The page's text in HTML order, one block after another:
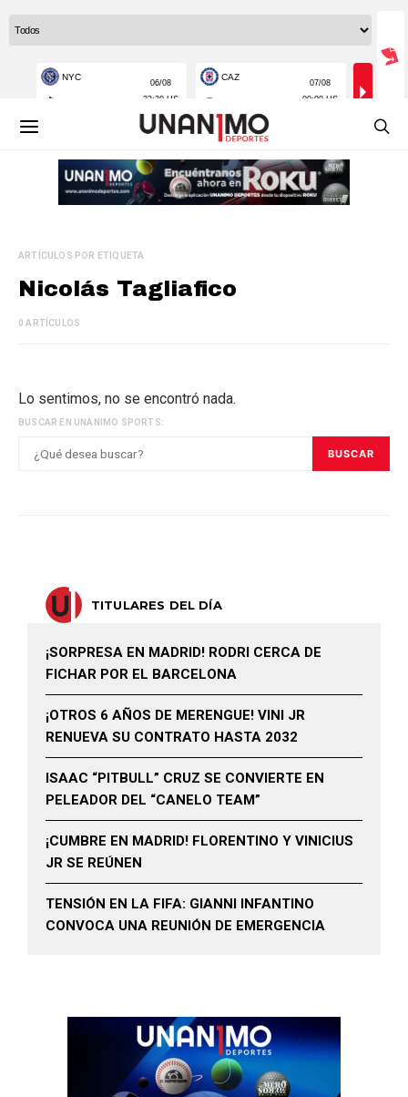
ARTÍCULOS POR ETIQUETA
Nicolás Tagliafico
0 ARTÍCULOS
Lo sentimos, no se encontró nada.
BUSCAR EN UNANIMO SPORTS:
BUSCAR
TITULARES DEL DÍA
¡SORPRESA EN MADRID! RODRI CERCA DE
FICHAR POR EL BARCELONA
¡OTROS 6 AÑOS DE MERENGUE! VINI JR
RENUEVA SU CONTRATO HASTA 2032
ISAAC “PITBULL” CRUZ SE CONVIERTE EN
PELEADOR DEL “CANELO TEAM”
¡CUMBRE EN MADRID! FLORENTINO Y VINICIUS
JR SE REÚNEN
TENSIÓN EN LA FIFA: GIANNI INFANTINO
CONVOCA UNA REUNIÓN DE EMERGENCIA